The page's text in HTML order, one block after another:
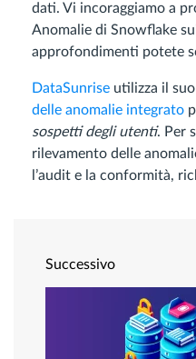
dati. Vi incoraggiamo a
Anomalie di Snowflake
approfondimenti potete
DataSunrise utilizza il
delle anomalie integrato
sospetti degli utenti. Per
rilevamento delle
l’audit e la conformità,
Successivo